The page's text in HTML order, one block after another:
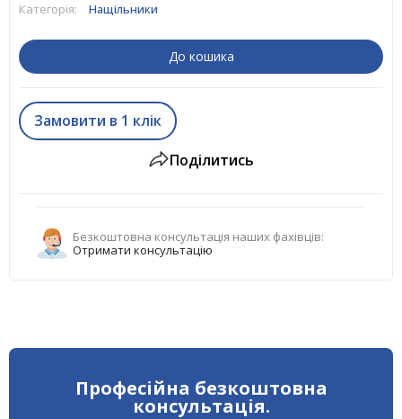
Категорія: Нащільники
До кошика
Замовити в 1 клік
Поділитись
Безкоштовна консультація наших фахівців:
Отримати консультацію
Професійна безкоштовна
консультація.